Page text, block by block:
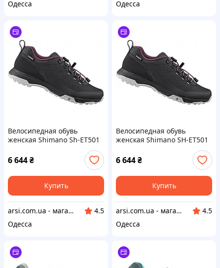
Одесса
Одесса
Велосипедная обувь
женская Shimano Sh-ET501
6 644₴
Купить
arsi.com.ua - магазин техники
4.5
Одесса
Велосипедная обувь
женская Shimano SH-ET501
6 644₴
Купить
arsi.com.ua - магазин техники
4.5
Одесса